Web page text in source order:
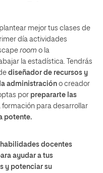
mejor tus clases de
día actividades
room o la
la estadística. Tendrás
diseñador de recursos y
administración o creador
por prepararte las
para desarrollar
potente.
docentes
ayudar a tus
y potenciar su